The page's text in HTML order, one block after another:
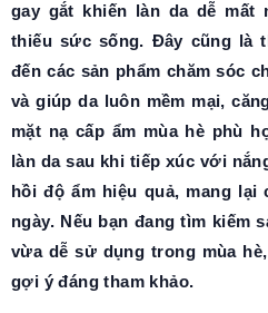
gay gắt khiến làn da dễ
thiếu sức sống. Đây cũng là
đến các sản phẩm chăm sóc
và giúp da luôn mềm mại,
mặt nạ cấp ẩm mùa hè phù
làn da sau khi tiếp xúc với
hồi độ ẩm hiệu quả, mang
ngày. Nếu bạn đang tìm kiếm
vừa dễ sử dụng trong mùa
gợi ý đáng tham khảo.